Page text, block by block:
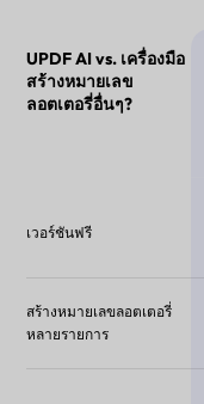
UPDF AI vs. เครื่องมือ
สร้างหมายเลข
ลอตเตอรี่อื่นๆ?
เวอร์ชันฟรี
สร้างหมายเลขลอตเตอรี่
หลายรายการ